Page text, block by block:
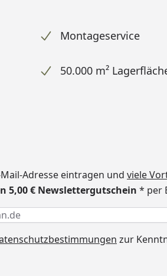
Montageservice
50.000 m²
Adresse eintragen und viele
5,00 € Newslettergutschein * per
zur